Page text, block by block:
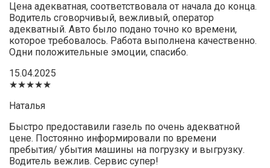
Цена адекватная, соответствовала от начала до конца.
Водитель сговорчивый, вежливый, оператор
адекватный. Авто было подано точно ко времени,
которое требовалось. Работа выполнена качественно.
Одни положительные эмоции, спасибо.
15.04.2025
★★★★★
Наталья
Быстро предоставили газель по очень адекватной
цене. Постоянно информировали по времени
пребытия/ убытия машины на погрузку и выгрузку.
Водитель вежлив. Сервис супер!